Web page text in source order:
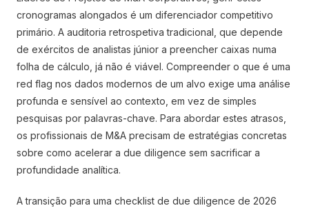
cronogramas alongados é um diferenciador competitivo
primário. A auditoria retrospetiva tradicional, que depende
de exércitos de analistas júnior a preencher caixas numa
folha de cálculo, já não é viável. Compreender o que é uma
red flag nos dados modernos de um alvo exige uma análise
profunda e sensível ao contexto, em vez de simples
pesquisas por palavras-chave. Para abordar estes atrasos,
os profissionais de M&A precisam de estratégias concretas
sobre como acelerar a due diligence sem sacrificar a
profundidade analítica.
A transição para uma checklist de due diligence de 2026